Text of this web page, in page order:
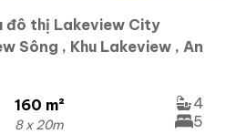
đô thị Lakeview City
Sông , Khu Lakeview , An
160 m²
8 x 20m
4
5